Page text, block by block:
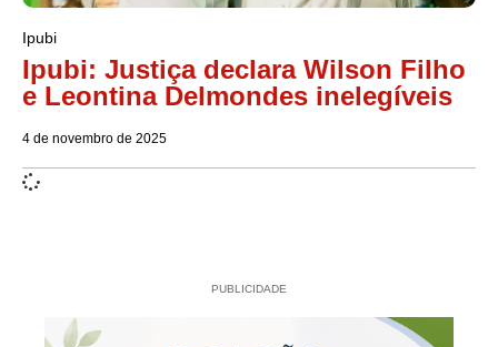
Ipubi
Ipubi: Justiça declara Wilson Filho
e Leontina Delmondes inelegíveis
4 de novembro de 2025
PUBLICIDADE